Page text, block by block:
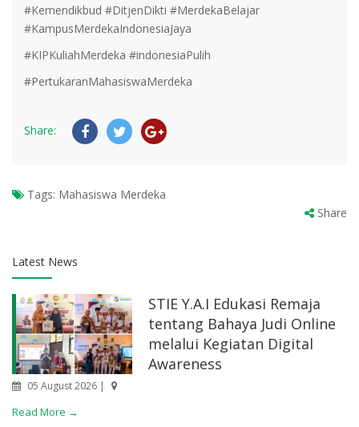
#Kemendikbud #DitjenDikti #MerdekaBelajar
#KampusMerdekaIndonesiaJaya
#KIPKuliahMerdeka #indonesiaPulih
#PertukaranMahasiswaMerdeka
Share:
Tags: Mahasiswa Merdeka
Share
Latest News
STIE Y.A.I Edukasi Remaja
tentang Bahaya Judi Online
melalui Kegiatan Digital
Awareness
05 August 2026 |
Read More →